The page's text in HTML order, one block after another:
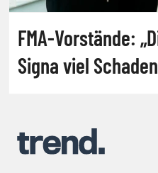
FMA-Vorstände:
Signa viel